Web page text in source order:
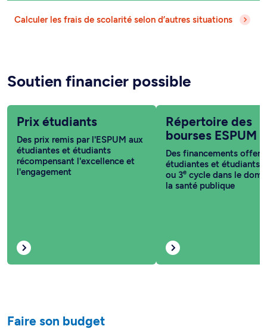
Calculer les frais de scolarité selon d’autres situations
Soutien financier possible
Prix étudiants
Des prix remis par l'ESPUM aux
étudiantes et étudiants
récompensant l'excellence et
l'engagement
Répertoire des
bourses ESPUM
Des financements
étudiantes et étudiants
ou 3e cycle dans le
la santé publique
Faire son budget